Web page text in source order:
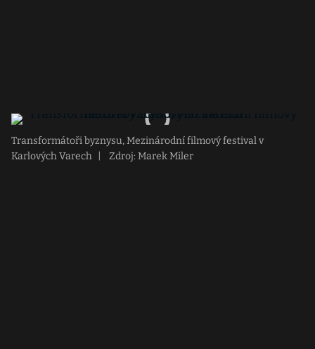
Transformátoři byznysu, Mezinárodní filmový festival v
Karlových Varech
Zdroj: Marek Miler